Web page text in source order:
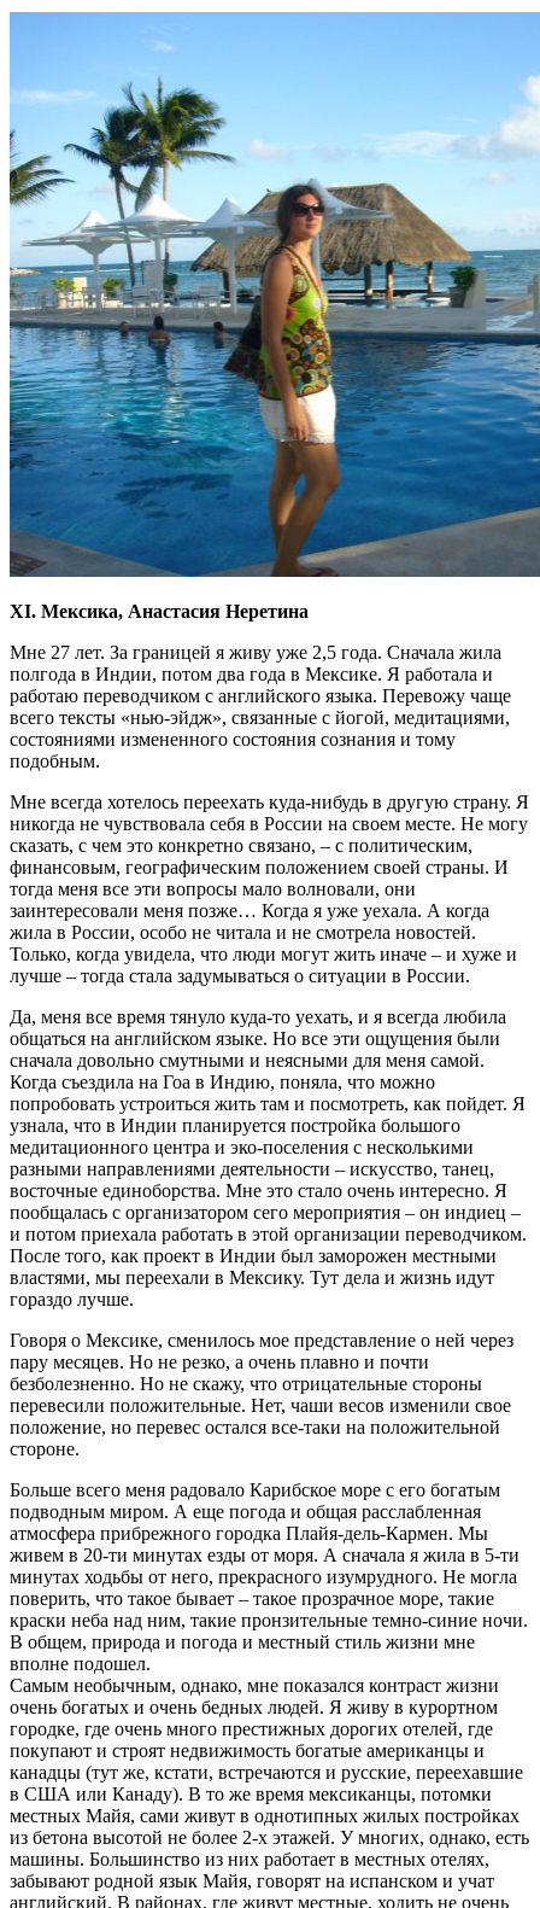
XI. Мексика, Анастасия Неретина
Мне 27 лет. За границей я живу уже 2,5 года. Сначала жила
полгода в Индии, потом два года в Мексике. Я работала и
работаю переводчиком с английского языка. Перевожу чаще
всего тексты «нью-эйдж», связанные с йогой, медитациями,
состояниями измененного состояния сознания и тому
подобным.
Мне всегда хотелось переехать куда-нибудь в другую страну. Я
никогда не чувствовала себя в России на своем месте. Не могу
сказать, с чем это конкретно связано, – с политическим,
финансовым, географическим положением своей страны. И
тогда меня все эти вопросы мало волновали, они
заинтересовали меня позже… Когда я уже уехала. А когда
жила в России, особо не читала и не смотрела новостей.
Только, когда увидела, что люди могут жить иначе – и хуже и
лучше – тогда стала задумываться о ситуации в России.
Да, меня все время тянуло куда-то уехать, и я всегда любила
общаться на английском языке. Но все эти ощущения были
сначала довольно смутными и неясными для меня самой.
Когда съездила на Гоа в Индию, поняла, что можно
попробовать устроиться жить там и посмотреть, как пойдет. Я
узнала, что в Индии планируется постройка большого
медитационного центра и эко-поселения с несколькими
разными направлениями деятельности – искусство, танец,
восточные единоборства. Мне это стало очень интересно. Я
пообщалась с организатором сего мероприятия – он индиец –
и потом приехала работать в этой организации переводчиком.
После того, как проект в Индии был заморожен местными
властями, мы переехали в Мексику. Тут дела и жизнь идут
гораздо лучше.
Говоря о Мексике, сменилось мое представление о ней через
пару месяцев. Но не резко, а очень плавно и почти
безболезненно. Но не скажу, что отрицательные стороны
перевесили положительные. Нет, чаши весов изменили свое
положение, но перевес остался все-таки на положительной
стороне.
Больше всего меня радовало Карибское море с его богатым
подводным миром. А еще погода и общая расслабленная
атмосфера прибрежного городка Плайя-дель-Кармен. Мы
живем в 20-ти минутах езды от моря. А сначала я жила в 5-ти
минутах ходьбы от него, прекрасного изумрудного. Не могла
поверить, что такое бывает – такое прозрачное море, такие
краски неба над ним, такие пронзительные темно-синие ночи.
В общем, природа и погода и местный стиль жизни мне
вполне подошел.
Самым необычным, однако, мне показался контраст жизни
очень богатых и очень бедных людей. Я живу в курортном
городке, где очень много престижных дорогих отелей, где
покупают и строят недвижимость богатые американцы и
канадцы (тут же, кстати, встречаются и русские, переехавшие
в США или Канаду). В то же время мексиканцы, потомки
местных Майя, сами живут в однотипных жилых постройках
из бетона высотой не более 2-х этажей. У многих, однако, есть
машины. Большинство из них работает в местных отелях,
забывают родной язык Майя, говорят на испанском и учат
английский. В районах, где живут местные, ходить не очень